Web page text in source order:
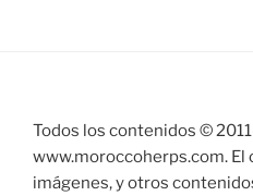
Todos los contenidos ©
www.moroccoherps.com.
imágenes, y otros